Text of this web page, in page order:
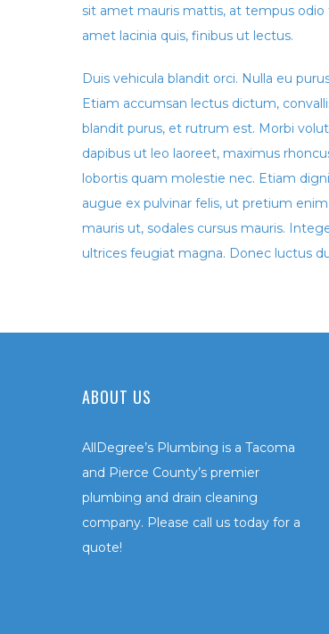
sit amet mauris mattis, at tempus odio
amet lacinia quis, finibus ut lectus.
Duis vehicula blandit orci. Nulla eu
Etiam accumsan lectus dictum,
blandit purus, et rutrum est. Morbi
dapibus ut leo laoreet, maximus
lobortis quam molestie nec. Etiam
augue ex pulvinar felis, ut pretium
mauris ut, sodales cursus mauris.
ultrices feugiat magna. Donec luctus
ABOUT US
AllDegree’s Plumbing is a Tacoma
and Pierce County’s premier
plumbing and drain cleaning
company. Please call us today for a
quote!